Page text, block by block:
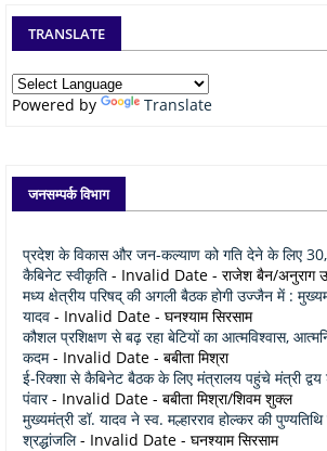
TRANSLATE
Powered by Translate
जनसम्पर्क विभाग
प्रदेश के विकास और जन-कल्याण को गति देने के लिए
कैबिनेट स्वीकृति - Invalid Date - राजेश बैन/अनुराग
मध्य क्षेत्रीय परिषद् की अगली बैठक होगी उज्जैन में :
यादव - Invalid Date - घनश्याम सिरसाम
कौशल प्रशिक्षण से बढ़ रहा बेटियों का आत्मविश्वास,
कदम- Invalid Date - बबीता मिश्रा
ई-रिक्शा से कैबिनेट बैठक के लिए मंत्रालय पहुंचे मंत्री
पंवार- Invalid Date - बबीता मिश्रा/शिवम शुक्ल
मुख्यमंत्री डॉ. यादव ने स्व. मल्हारराव होल्कर की पुण्यतिथि
श्रद्धांजलि- Invalid Date - घनश्याम सिरसाम